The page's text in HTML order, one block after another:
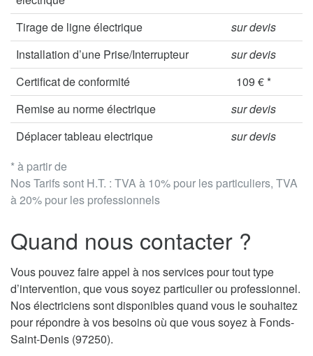
* à partir de
Nos Tarifs sont H.T. : TVA à 10% pour les particuliers, TVA
à 20% pour les professionnels
Tirage de ligne électrique
sur devis
Installation d’une Prise/Interrupteur
sur devis
Certificat de conformité
109 € *
Remise au norme électrique
sur devis
Déplacer tableau electrique
sur devis
Quand nous contacter ?
Vous pouvez faire appel à nos services pour tout type
d’intervention, que vous soyez particulier ou professionnel.
Nos électriciens sont disponibles quand vous le souhaitez
pour répondre à vos besoins où que vous soyez à Fonds-
Saint-Denis (97250).